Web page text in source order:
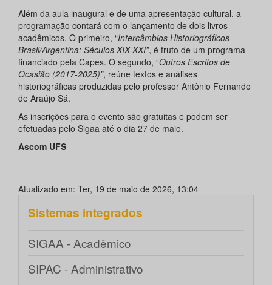
Além da aula inaugural e de uma apresentação cultural, a
programação contará com o lançamento de dois livros
acadêmicos. O primeiro, “Intercâmbios Historiográficos
Brasil/Argentina: Séculos XIX-XXI”, é fruto de um programa
financiado pela Capes. O segundo, “Outros Escritos de
Ocasião (2017-2025)”, reúne textos e análises
historiográficas produzidas pelo professor Antônio Fernando
de Araújo Sá.
As inscrições para o evento são gratuitas e podem ser
efetuadas pelo Sigaa até o dia 27 de maio.
Ascom UFS
Atualizado em: Ter, 19 de maio de 2026, 13:04
Sistemas integrados
SIGAA - Acadêmico
SIPAC - Administrativo